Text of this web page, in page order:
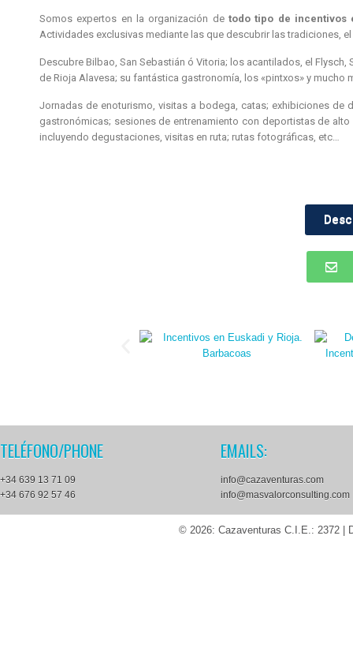
Somos expertos en la organización de todo tipo de incentivos
Actividades exclusivas mediante las que descubrir las tradiciones,
Descubre Bilbao, San Sebastián ó Vitoria; los acantilados, el
de Rioja Alavesa; su fantástica gastronomía, los «pintxos» y mucho
Jornadas de enoturismo, visitas a bodega, catas; exhibiciones de
gastronómicas; sesiones de entrenamiento con deportistas de
incluyendo degustaciones, visitas en ruta; rutas fotográficas, etc…
TELÉFONO/PHONE
+34 639 13 71 09
+34 676 92 57 46
EMAILS:
info@cazaventuras.com
info@masvalorconsulting.com
© 2026: Cazaventuras C.I.E.: 2372 |